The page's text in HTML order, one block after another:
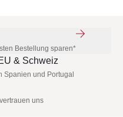
Bestellung sparen*
& Schweiz
Spanien und Portugal
uns